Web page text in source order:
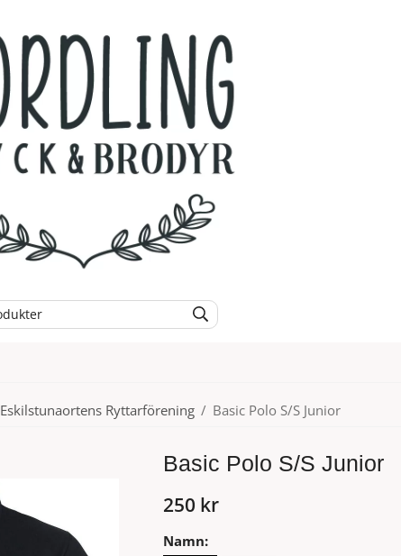
Eskilstunaortens Ryttarförening / Basic Polo S/S Junior
Basic Polo S/S Junior
250 kr
Namn: